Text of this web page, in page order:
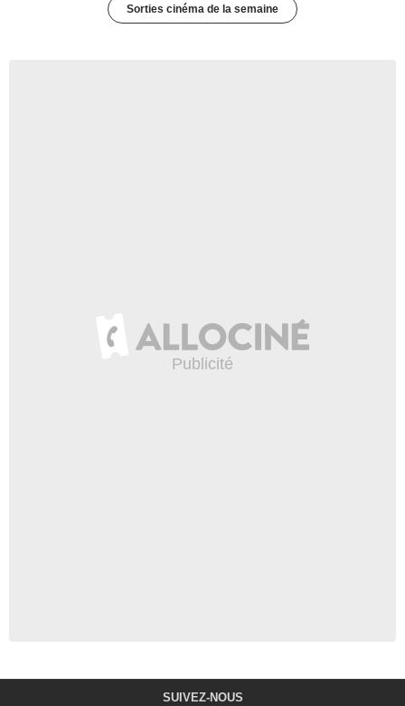
Sorties cinéma de la semaine
SUIVEZ-NOUS